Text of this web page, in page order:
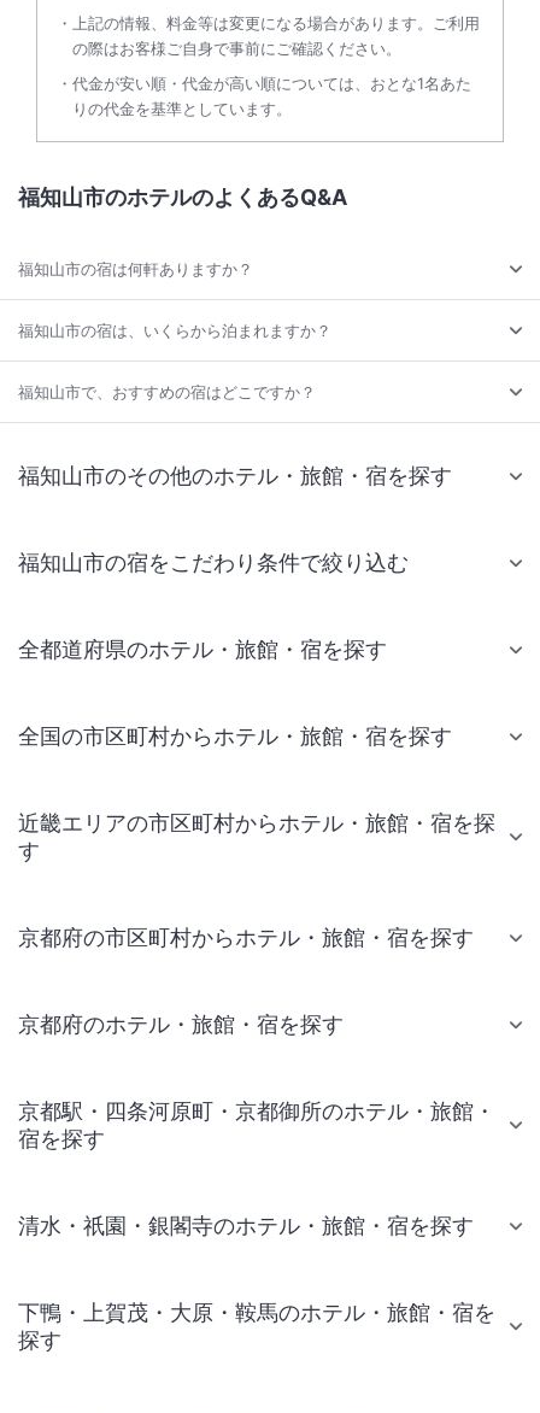
上記の情報、料金等は変更になる場合があります。ご利用
の際はお客様ご自身で事前にご確認ください。
代金が安い順・代金が高い順については、おとな1名あた
りの代金を基準としています。
福知山市のホテルのよくあるQ&A
福知山市の宿は何軒ありますか？
福知山市の宿は、いくらから泊まれますか？
福知山市で、おすすめの宿はどこですか？
福知山市のその他のホテル・旅館・宿を探す
福知山市の宿をこだわり条件で絞り込む
全都道府県のホテル・旅館・宿を探す
全国の市区町村からホテル・旅館・宿を探す
近畿エリアの市区町村からホテル・旅館・宿を探
す
京都府の市区町村からホテル・旅館・宿を探す
京都府のホテル・旅館・宿を探す
京都駅・四条河原町・京都御所のホテル・旅館・
宿を探す
清水・祇園・銀閣寺のホテル・旅館・宿を探す
下鴨・上賀茂・大原・鞍馬のホテル・旅館・宿を
探す